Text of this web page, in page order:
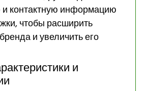
контактную информацию
чтобы расширить
и увеличить его
и